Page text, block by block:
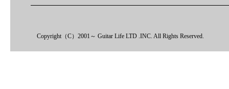
Copyright（C）2001～ Guitar Life LTD .INC. All Rights Reserved.